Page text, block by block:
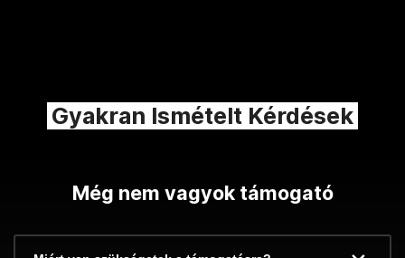
Gyakran Ismételt Kérdések
Még nem vagyok támogató